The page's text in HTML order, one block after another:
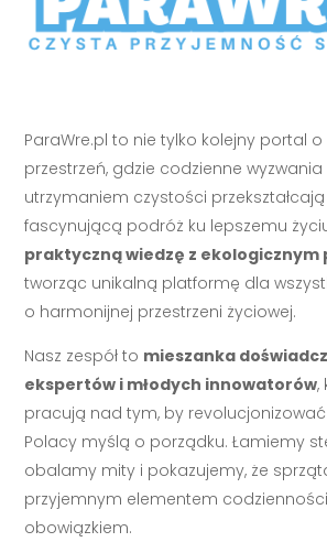
ParaWre.pl to nie tylko kolejny portal
przestrzeń, gdzie codzienne wyzwania
utrzymaniem czystości
fascynującą podróż ku lepszemu
praktyczną wiedzę z ekologicznym
tworząc unikalną platformę dla
o harmonijnej przestrzeni życiowej.
Nasz zespół to mieszanka
ekspertów i młodych innowatorów,
pracują nad tym, by
Polacy myślą o porządku. Łamiemy
obalamy mity i pokazujemy, że
przyjemnym elementem
obowiązkiem.